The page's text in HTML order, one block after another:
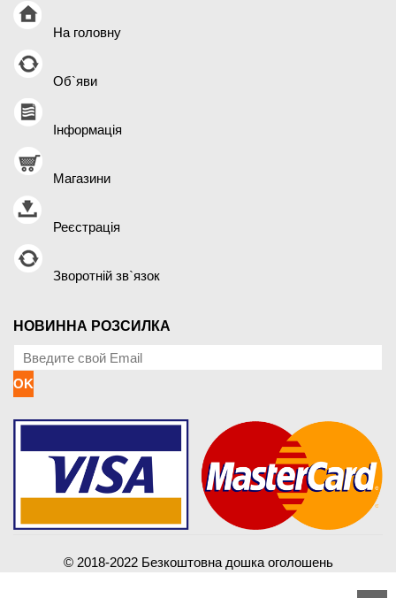
На головну
Об`яви
Інформація
Магазини
Реєстрація
Зворотній зв`язок
НОВИННА РОЗСИЛКА
OK
© 2018-2022 Безкоштовна дошка оголошень